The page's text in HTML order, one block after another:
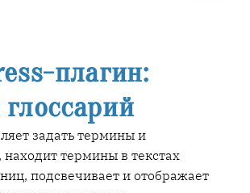
плагин:
задать термины и
термины в текстах
подсвечивает и отображает